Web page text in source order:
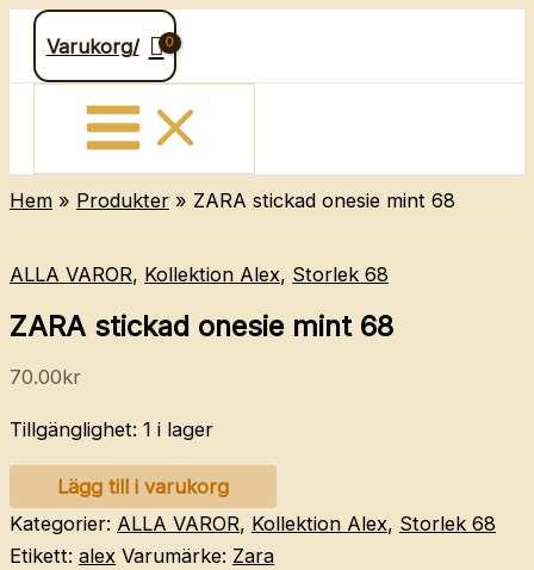
Hoppa
innehåll
Varukorg/
Hem Produkter ZARA stickad onesie mint 68
ALLA VAROR, Kollektion Alex, Storlek 68
ZARA stickad onesie mint 68
70.00kr
Tillgänglighet: 1 i lager
ZARA
stickad
onesie
Lägg till i varukorg
Kategorier: ALLA VAROR, Kollektion Alex, Storlek 68
Etikett: alex Varumärke: Zara